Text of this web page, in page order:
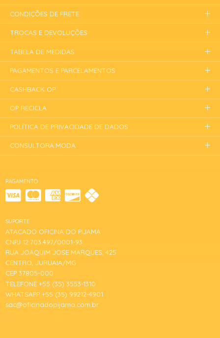
PAGAMENTO
SUPORTE
ATACADO OFICINA DO PIJAMA
CNPJ 12.703.497/0001-93
RUA JOAQUIM JOSE MARQUES, 425
CENTRO, JURUAIA/MG
CEP 37805-000
TELEFONE +55 (35) 3553-1310
WHATSAPP +55 (35) 99212-4901
sac@oficinadopijama.com.br
CONDIÇÕES DE FRETE
TROCAS E DEVOLUÇÕES
TABELA DE MEDIDAS
PAGAMENTOS E PARCELAMENTOS
CASHBACK OP
OP RECICLA
POLÍTICA DE PRIVACIDADE DE DADOS
CONSULTORA.MODA